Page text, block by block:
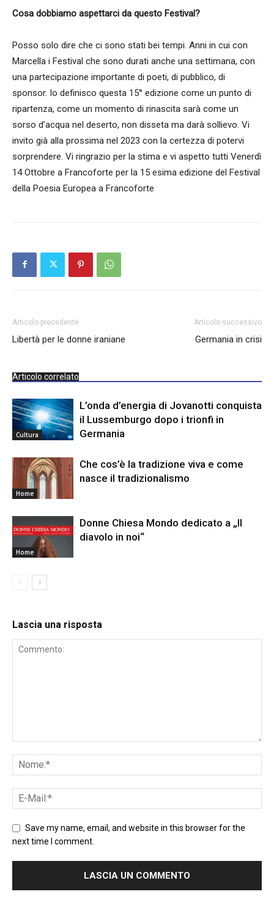
Cosa dobbiamo aspettarci da questo Festival?
Posso solo dire che ci sono stati bei tempi. Anni in cui con
Marcella i Festival che sono durati anche una settimana, con
una partecipazione importante di poeti, di pubblico, di
sponsor. Io definisco questa 15° edizione come un punto di
ripartenza, come un momento di rinascita sarà come un
sorso d’acqua nel deserto, non disseta ma darà sollievo. Vi
invito già alla prossima nel 2023 con la certezza di potervi
sorprendere. Vi ringrazio per la stima e vi aspetto tutti Venerdì
14 Ottobre a Francoforte per la 15 esima edizione del Festival
della Poesia Europea a Francoforte
Articolo precedente
Libertà per le donne iraniane
Articolo successivo
Germania in crisi
Articolo correlato
Cultura
L’onda d’energia di Jovanotti conquista
il Lussemburgo dopo i trionfi in
Germania
Home
Che cos’è la tradizione viva e come
nasce il tradizionalismo
Home
Donne Chiesa Mondo dedicato a „Il
diavolo in noi“
Lascia una risposta
Save my name, email, and website in this browser for the
next time I comment.